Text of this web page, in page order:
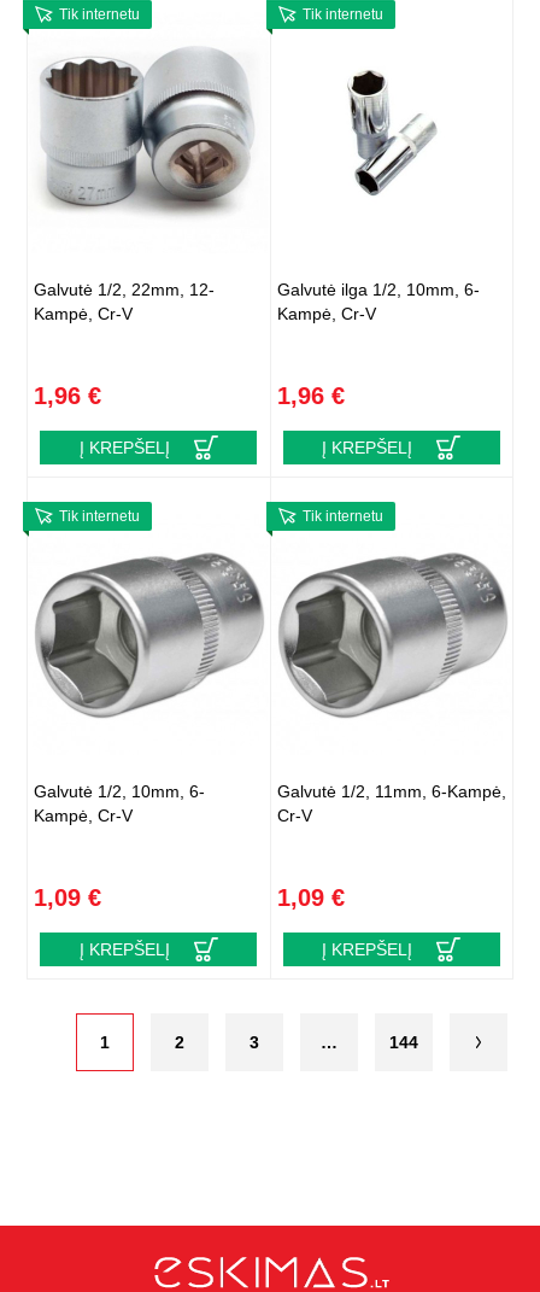
Tik internetu
Galvutė 1/2, 22mm, 12-
Kampė, Cr-V
1,96 €
Į KREPŠELĮ
Tik internetu
Galvutė ilga 1/2, 10mm, 6-
Kampė, Cr-V
1,96 €
Į KREPŠELĮ
Tik internetu
Galvutė 1/2, 10mm, 6-
Kampė, Cr-V
1,09 €
Į KREPŠELĮ
Tik internetu
Galvutė 1/2, 11mm, 6-Kampė,
Cr-V
1,09 €
Į KREPŠELĮ
1 2 3 … 144